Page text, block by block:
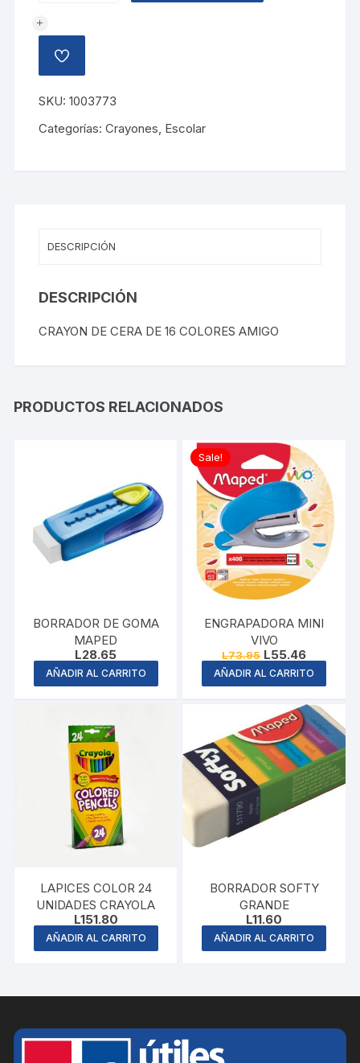
COLORES
AMIGO
cantidad
AÑADIR
A
LISTA
DE
DESEOS
SKU:1003773
Categorías:Crayones, Escolar
DESCRIPCIÓN
DESCRIPCIÓN
CRAYON DE CERA DE 16 COLORES AMIGO
PRODUCTOS RELACIONADOS
BORRADOR DE GOMA
MAPED
L28.65
AÑADIR AL CARRITO
Sale!
ENGRAPADORA MINI
VIVO
L73.95 Original
price
was:
L73.95.
L55.46Current
price
is:
L55.46.
AÑADIR AL CARRITO
LAPICES COLOR 24
UNIDADES CRAYOLA
L151.80
AÑADIR AL CARRITO
BORRADOR SOFTY
GRANDE
L11.60
AÑADIR AL CARRITO